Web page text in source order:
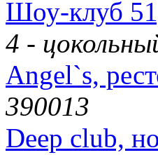
Шоу-клуб
4 -
Angel`s,
390013
Deep club,